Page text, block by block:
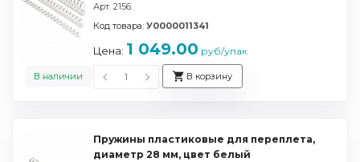
Арт. 2156.
В наличии
Код товара: У0000011341
Цена: 1 049.00 руб/упак
В корзину
Пружины пластиковые для переплета,
диаметр 28 мм, цвет белый